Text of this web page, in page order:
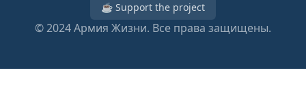
☕ Support the project
© 2024Армия Жизни. Все права защищены.